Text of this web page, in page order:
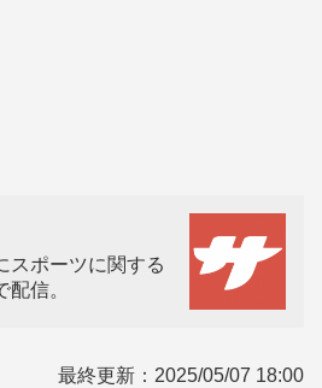
スポーツに関する
信。
最終更新： 2025/05/07 18:00